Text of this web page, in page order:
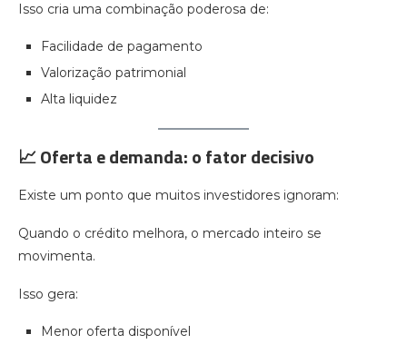
Isso cria uma combinação poderosa de:
Facilidade de pagamento
Valorização patrimonial
Alta liquidez
📈 Oferta e demanda: o fator decisivo
Existe um ponto que muitos investidores ignoram:
Quando o crédito melhora, o mercado inteiro se
movimenta.
Isso gera:
Menor oferta disponível